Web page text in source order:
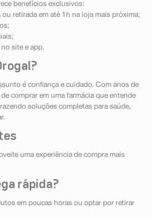
benefícios exclusivos:
retirada em até 1h na loja mais próxima;
site e app.
é confiança e cuidado. Com anos de
comprar em uma farmácia que entende
soluções completas para saúde,
uma experiência de compra mais
rápida?
em poucas horas ou optar por retirar